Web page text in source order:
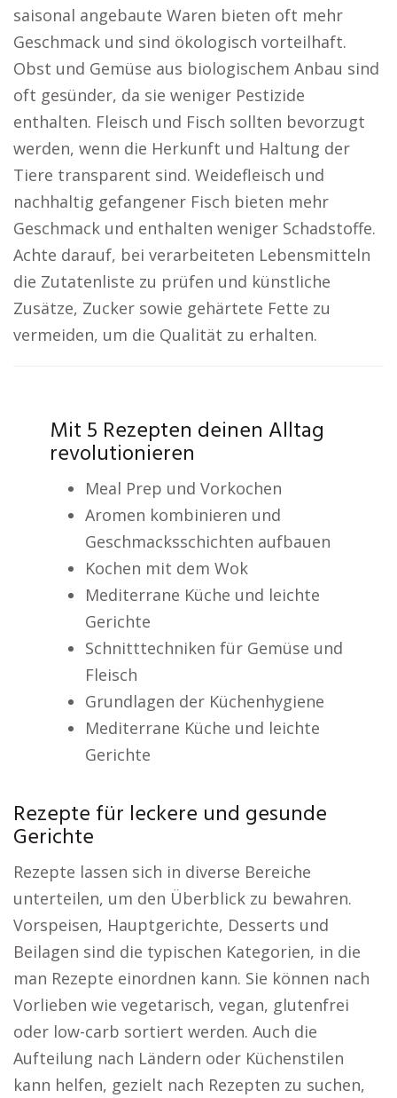
saisonal angebaute Waren bieten oft mehr
Geschmack und sind ökologisch vorteilhaft.
Obst und Gemüse aus biologischem Anbau sind
oft gesünder, da sie weniger Pestizide
enthalten. Fleisch und Fisch sollten bevorzugt
werden, wenn die Herkunft und Haltung der
Tiere transparent sind. Weidefleisch und
nachhaltig gefangener Fisch bieten mehr
Geschmack und enthalten weniger Schadstoffe.
Achte darauf, bei verarbeiteten Lebensmitteln
die Zutatenliste zu prüfen und künstliche
Zusätze, Zucker sowie gehärtete Fette zu
vermeiden, um die Qualität zu erhalten.
Mit 5 Rezepten deinen Alltag
revolutionieren
Meal Prep und Vorkochen
Aromen kombinieren und
Geschmacksschichten aufbauen
Kochen mit dem Wok
Mediterrane Küche und leichte
Gerichte
Schnitttechniken für Gemüse und
Fleisch
Grundlagen der Küchenhygiene
Mediterrane Küche und leichte
Gerichte
Rezepte für leckere und gesunde
Gerichte
Rezepte lassen sich in diverse Bereiche
unterteilen, um den Überblick zu bewahren.
Vorspeisen, Hauptgerichte, Desserts und
Beilagen sind die typischen Kategorien, in die
man Rezepte einordnen kann. Sie können nach
Vorlieben wie vegetarisch, vegan, glutenfrei
oder low-carb sortiert werden. Auch die
Aufteilung nach Ländern oder Küchenstilen
kann helfen, gezielt nach Rezepten zu suchen,